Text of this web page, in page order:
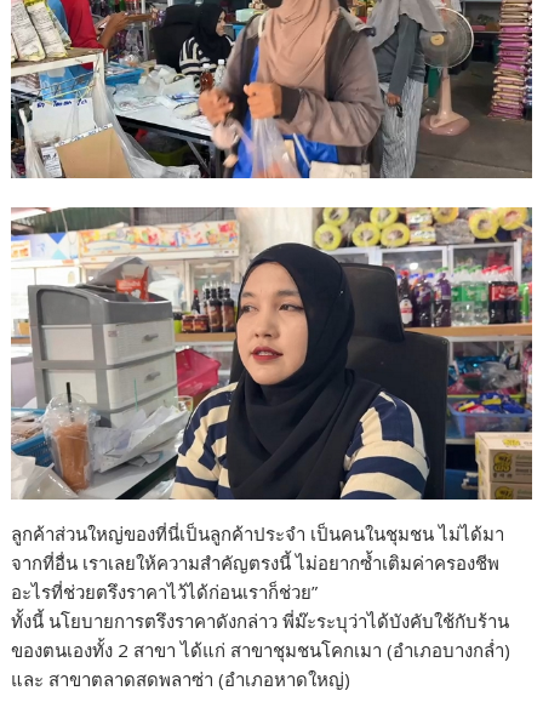
ลูกค้าส่วนใหญ่ของที่นี่เป็นลูกค้าประจำ เป็นคนในชุมชน ไม่ได้มา
จากที่อื่น เราเลยให้ความสำคัญตรงนี้ ไม่อยากซ้ำเติมค่าครองชีพ
อะไรที่ช่วยตรึงราคาไว้ได้ก่อนเราก็ช่วย”
ทั้งนี้ นโยบายการตรึงราคาดังกล่าว พี่ม๊ะระบุว่าได้บังคับใช้กับร้าน
ของตนเองทั้ง 2 สาขา ได้แก่ สาขาชุมชนโคกเมา (อำเภอบางกล่ำ)
และ สาขาตลาดสดพลาซ่า (อำเภอหาดใหญ่)